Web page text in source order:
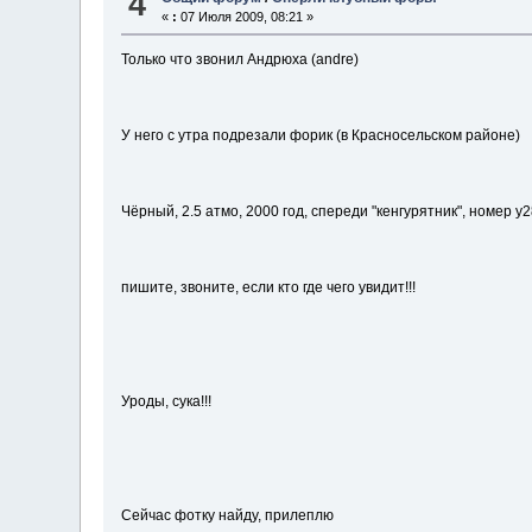
« : 07 Июля 2009, 08:21 »
Только что звонил Андрюха (andre)
У него с утра подрезали форик (в Красносельском районе)
Чёрный, 2.5 атмо, 2000 год, спереди "кенгурятник", номер
пишите, звоните, если кто где чего увидит!!!
Уроды, сука!!!
Сейчас фотку найду, прилеплю